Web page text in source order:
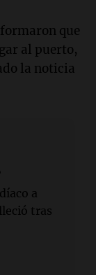
que
al puerto,
la noticia
a
tras